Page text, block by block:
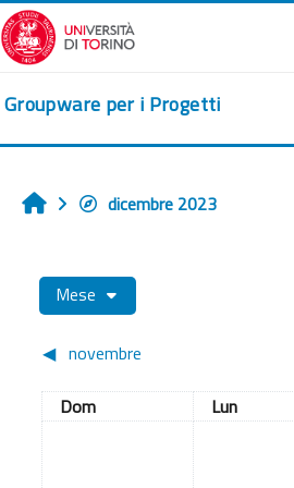
Vai al contenuto principale
Groupware per i Progetti
Homedicembre 2023
Mese
◀︎ novembre
Domenica
Dom Lunedi
Lun